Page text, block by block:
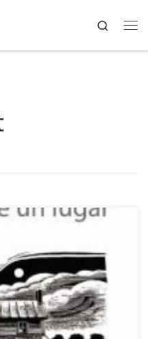
Search
e implacable, duro y
de la América más rural. Un
extinguido y olvidado.
uno más de tantos en el